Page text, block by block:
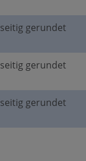
gerundet
gerundet
gerundet